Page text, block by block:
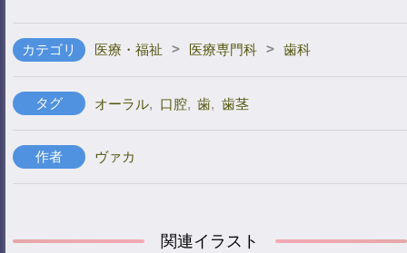
カテゴリ 医療・福祉 > 医療専門科 > 歯科
タグ オーラル, 口腔, 歯, 歯茎
作者 ヴァカ
関連イラスト